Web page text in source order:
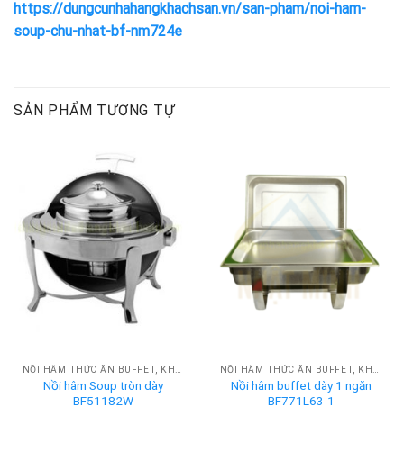
https://dungcunhahangkhachsan.vn/san-pham/noi-ham-
soup-chu-nhat-bf-nm724e
SẢN PHẨM TƯƠNG TỰ
Nồi hâm Soup tròn dày
BF51182W
Nồi hâm buffet dày 1 ngăn
BF771L63-1